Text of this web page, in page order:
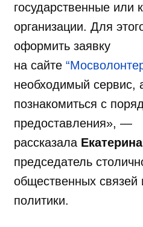
государственные или
организации. Для
оформить заявку
на сайте
необходимый сервис,
познакомиться с
предоставления», —
рассказала
председатель
общественных
политики.